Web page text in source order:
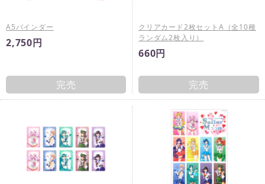
A5バインダー
2,750円
完売
クリアカード2枚セットA（全10種
ランダム2枚入り）
660円
完売